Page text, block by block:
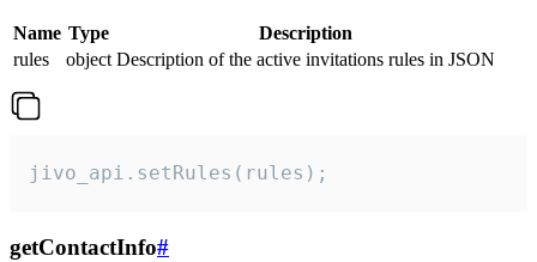
Name Type
Description
rules
object Description of the active invitations rules in JSON
jivo_api.setRules(rules);
getContactInfo#